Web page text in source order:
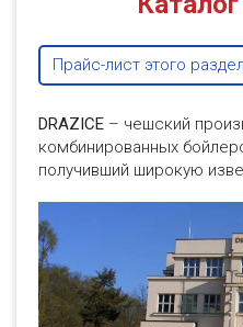
Прайс-лист этого
DRAZICE – чешский
комбинированных
получивший широкую